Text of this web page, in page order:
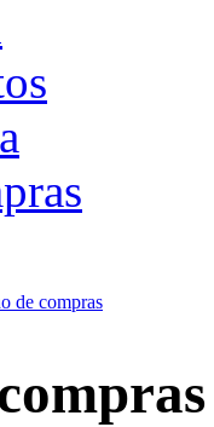
de compras